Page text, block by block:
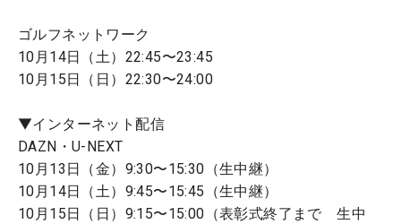
ゴルフネットワーク
10月14日（土）22:45〜23:45
10月15日（日）22:30〜24:00
▼インターネット配信
DAZN・U-NEXT
10月13日（金）9:30〜15:30（生中継）
10月14日（土）9:45〜15:45（生中継）
10月15日（日）9:15〜15:00（表彰式終了まで 生中